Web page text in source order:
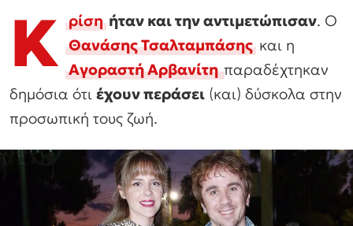
Κ ρίσηήταν και την αντιμετώπισαν. Ο
Θανάσης Τσαλταμπάσηςκαι η
Αγοραστή Αρβανίτη παραδέχτηκαν
δημόσια ότι έχουν περάσει (και) δύσκολα στην
προσωπική τους ζωή.